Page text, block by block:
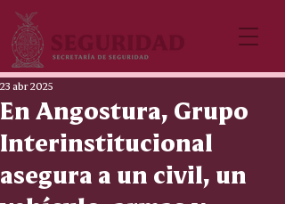
En Angostura, Grupo
Interinstitucional
asegura a un civil, un
23 abr 2025